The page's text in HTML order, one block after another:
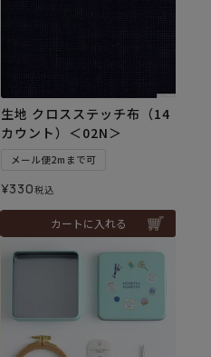
生地 クロスステッチ布（14
カウント）＜02N＞
メール便2mまで可
¥330税込
カートに入れる